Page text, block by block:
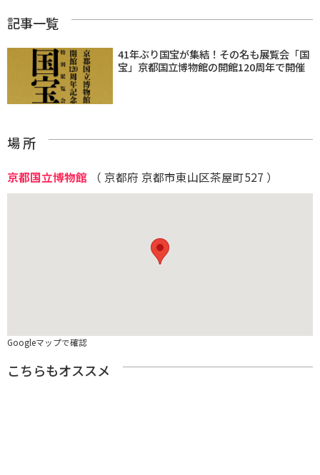
記事一覧
41年ぶり国宝が集結！その名も展覧会「国
宝」京都国立博物館の開館120周年で開催
場 所
京都国立博物館 （ 京都府 京都市東山区茶屋町527 ）
Googleマップで確認
こちらもオススメ